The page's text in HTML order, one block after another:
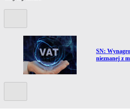
Przejdź do
SN:
nieznanej z